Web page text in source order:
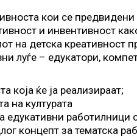
кои се предвидени
и инвентивност
на детска креативност
луѓе – едукатори,
која ќе ја реализираат;
на културата
едукативни работилници
концепт за тематскa